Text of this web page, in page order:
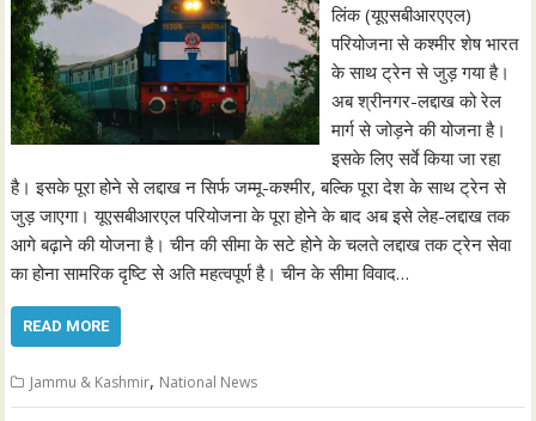
लिंक (यूएसबीआरएएल)
परियोजना से कश्मीर शेष भारत
के साथ ट्रेन से जुड़ गया है।
अब श्रीनगर-लद्दाख को रेल
मार्ग से जोड़ने की योजना है।
इसके लिए सर्वे किया जा रहा
है। इसके पूरा होने से लद्दाख न सिर्फ जम्मू-कश्मीर, बल्कि पूरा देश के साथ ट्रेन से
जुड़ जाएगा। यूएसबीआरएल परियोजना के पूरा होने के बाद अब इसे लेह-लद्दाख तक
आगे बढ़ाने की योजना है। चीन की सीमा के सटे होने के चलते लद्दाख तक ट्रेन सेवा
का होना सामरिक दृष्टि से अति महत्वपूर्ण है। चीन के सीमा विवाद…
READ MORE
Jammu & Kashmir, National News